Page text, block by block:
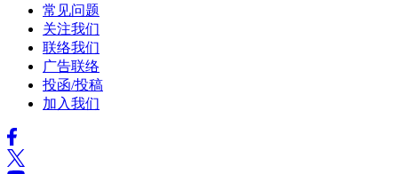
常见问题
关注我们
联络我们
广告联络
投函/投稿
加入我们